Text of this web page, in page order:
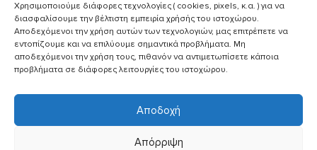
Χρησιμοποιούμε διάφορες τεχνολογίες ( cookies, pixels, κ.α. ) για να
διασφαλίσουμε την βέλτιστη εμπειρία χρήσής του ιστοχώρου.
Αποδεχόμενοι την χρήση αυτών των τεχνολογιών, μας επιτρέπετε να
εντοπίζουμε και να επιλύουμε σημαντικά προβλήματα. Μη
αποδεχόμενοι την χρήση τους, πιθανόν να αντιμετωπίσετε κάποια
προβλήματα σε διάφορες λειτουργίες του ιστοχώρου.
Αποδοχή
Απόρριψη
Vegan Χωριάτικη Σαλάτα με Φέτα από Τόφου
ΙΟΎΝ 26
Καλοκαίρι, ζεστάρα και “χωριάτικη” σαλάτα! Έχοντας
μεγαλώσει με αυτό το...
Πικάντικες πέννες με ντομάτα
ΙΟΎΝ 18